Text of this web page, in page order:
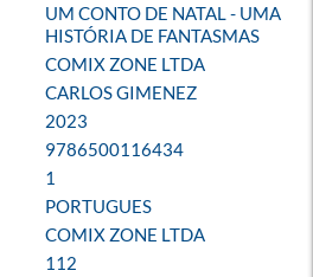
UM CONTO DE NATAL - UMA
HISTÓRIA DE FANTASMAS
COMIX ZONE LTDA
CARLOS GIMENEZ
2023
9786500116434
1
PORTUGUES
COMIX ZONE LTDA
112